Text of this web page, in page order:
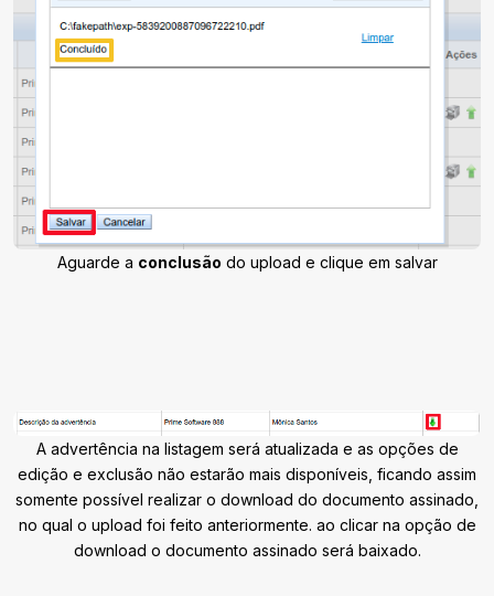
Aguarde a conclusão do upload e clique em salvar
A advertência na listagem será atualizada e as opções de
edição e exclusão não estarão mais disponíveis, ficando assim
somente possível realizar o download do documento assinado,
no qual o upload foi feito anteriormente. ao clicar na opção de
download o documento assinado será baixado.